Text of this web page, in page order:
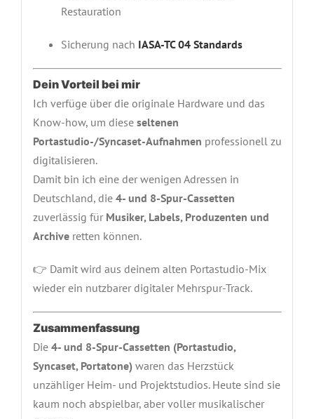
Restauration
Sicherung nach IASA-TC 04 Standards
Dein Vorteil bei mir
Ich verfüge über die originale Hardware und das
Know-how, um diese seltenen
Portastudio-/Syncaset-Aufnahmen professionell zu
digitalisieren.
Damit bin ich eine der wenigen Adressen in
Deutschland, die 4- und 8-Spur-Cassetten
zuverlässig für Musiker, Labels, Produzenten und
Archiveretten können.
👉 Damit wird aus deinem alten Portastudio-Mix
wieder ein nutzbarer digitaler Mehrspur-Track.
Zusammenfassung
Die 4- und 8-Spur-Cassetten (Portastudio,
Syncaset, Portatone)waren das Herzstück
unzähliger Heim- und Projektstudios. Heute sind sie
kaum noch abspielbar, aber voller musikalischer